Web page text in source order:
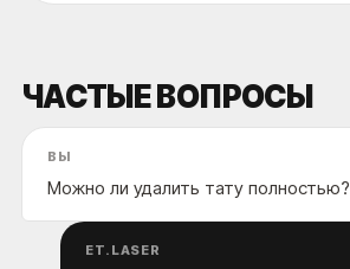
ЧАСТЫЕ ВОПРОСЫ
ВЫ
Можно ли удалить тату полностью?
ET.LASER